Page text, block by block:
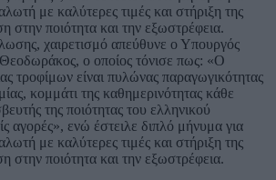
χαιρετισμό απεύθυνε ο Υπουργός
ο οποίος τόνισε πως: «Ο
τροφίμων είναι πυλώνας παραγωγικότητας
κομμάτι της καθημερινότητας κάθε
της ποιότητας του ελληνικού
αγορές», ενώ έστειλε διπλό μήνυμα για
με καλύτερες τιμές και στήριξη της
στην ποιότητα και την εξωστρέφεια.